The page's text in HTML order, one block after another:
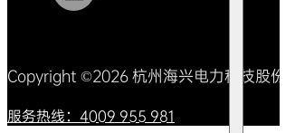
Copyright ©2026 杭州海兴电力科技股
服务热线：4009 955 981